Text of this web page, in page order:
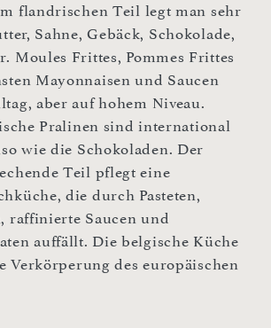
flandrischen Teil legt man sehr
Sahne, Gebäck, Schokolade,
Moules Frittes, Pommes Frittes
Mayonnaisen und Saucen
aber auf hohem Niveau.
Pralinen sind international
wie die Schokoladen. Der
Teil pflegt eine
die durch Pasteten,
raffinierte Saucen und
auffällt. Die belgische Küche
Verkörperung des europäischen